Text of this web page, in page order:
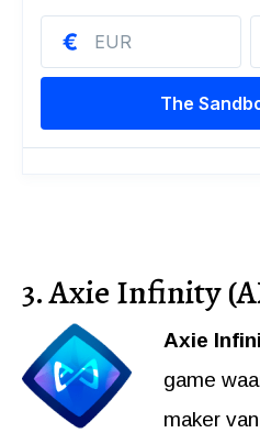
3. Axie Infinity
Axie
game
maker